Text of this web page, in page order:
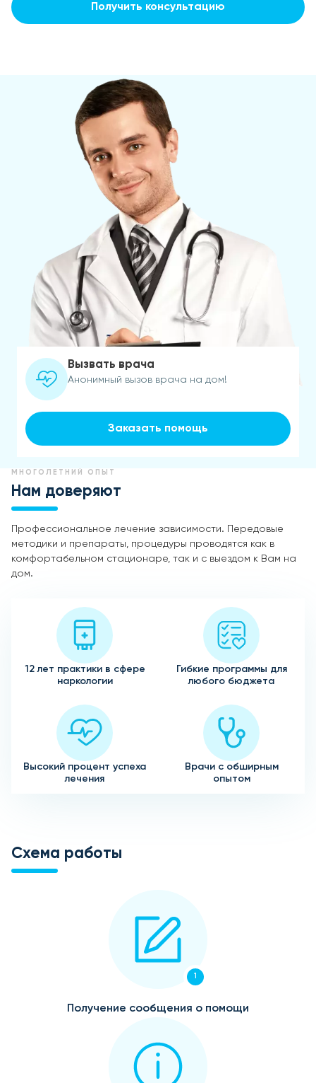
Получить консультацию
Вызвать врача
Анонимный вызов врача на дом!
Заказать помощь
МНОГОЛЕТНИЙ ОПЫТ
Нам доверяют
Профессиональное лечение зависимости. Передовые
методики и препараты, процедуры проводятся как в
комфортабельном стационаре, так и с выездом к Вам на
дом.
12 лет практики в сфере
наркологии
Гибкие программы для
любого бюджета
Высокий процент успеха
лечения
Врачи с обширным
опытом
Схема работы
1
Получение сообщения о помощи